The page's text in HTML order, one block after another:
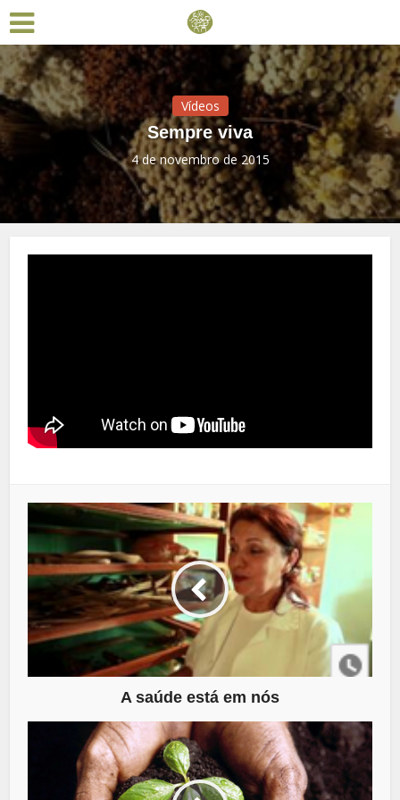
Vídeos
Sempre viva
4 de novembro de 2015
A saúde está em nós